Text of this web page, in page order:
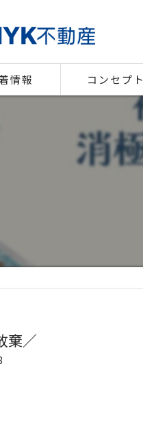
情報 コンセプト
棄／